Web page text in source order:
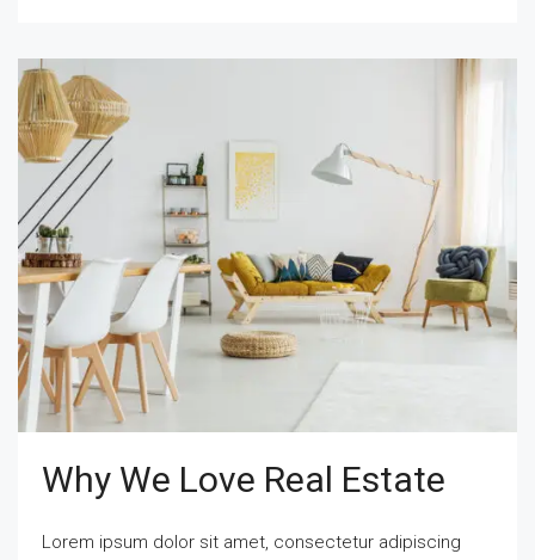
Why We Love Real Estate
Lorem ipsum dolor sit amet, consectetur adipiscing